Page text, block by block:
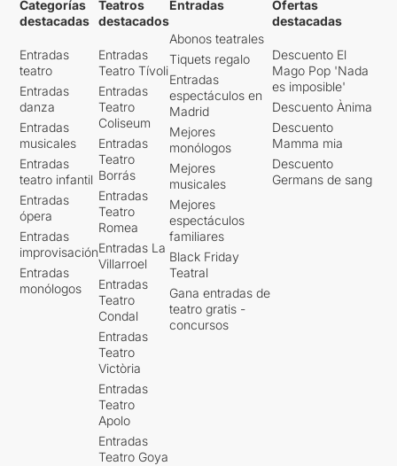
Categorías
destacadas
Entradas
teatro
Entradas
danza
Entradas
musicales
Entradas
teatro infantil
Entradas
ópera
Entradas
improvisación
Entradas
monólogos
Teatros
destacados
Entradas
Teatro Tívoli
Entradas
Teatro
Coliseum
Entradas
Teatro
Borrás
Entradas
Teatro
Romea
Entradas La
Villarroel
Entradas
Teatro
Condal
Entradas
Teatro
Victòria
Entradas
Teatro
Apolo
Entradas
Teatro Goya
Entradas
Abonos teatrales
Tiquets regalo
Entradas
espectáculos en
Madrid
Mejores
monólogos
Mejores
musicales
Mejores
espectáculos
familiares
Black Friday
Teatral
Gana entradas de
teatro gratis -
concursos
Ofertas
destacadas
Descuento El
Mago Pop 'Nada
es imposible'
Descuento Ànima
Descuento
Mamma mia
Descuento
Germans de sang